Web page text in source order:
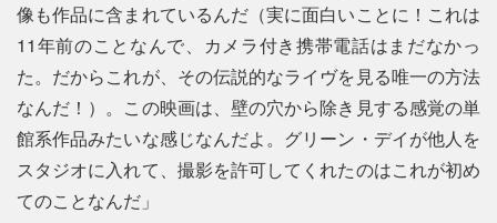
像も作品に含まれているんだ（実に面白いことに！これは
11年前のことなんで、カメラ付き携帯電話はまだなかっ
た。だからこれが、その伝説的なライヴを見る唯一の方法
なんだ！）。この映画は、壁の穴から除き見する感覚の単
館系作品みたいな感じなんだよ。グリーン・デイが他人を
スタジオに入れて、撮影を許可してくれたのはこれが初め
てのことなんだ」